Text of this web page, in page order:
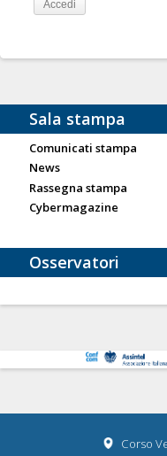
Sala stampa
Comunicati stampa
News
Rassegna stampa
Cybermagazine
Osservatori
Corso